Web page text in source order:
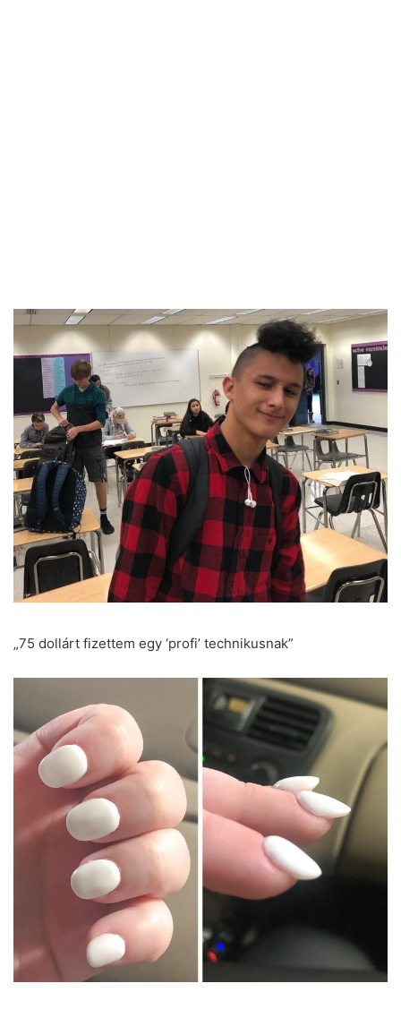
„75 dollárt fizettem egy ‘profi’ technikusnak”